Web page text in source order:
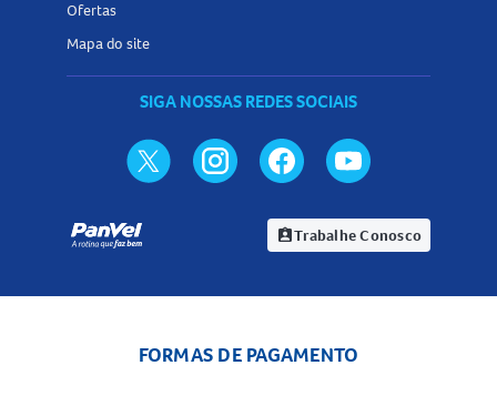
Ofertas
Mapa do site
SIGA NOSSAS REDES SOCIAIS
assignment_indTrabalhe Conosco
FORMAS DE PAGAMENTO